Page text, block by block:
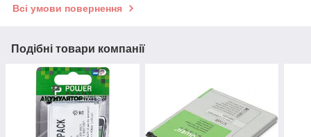
Всі умови повернення
Подібні товари компанії